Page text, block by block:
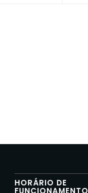
HORÁRIO DE
FUNCIONAMENTO